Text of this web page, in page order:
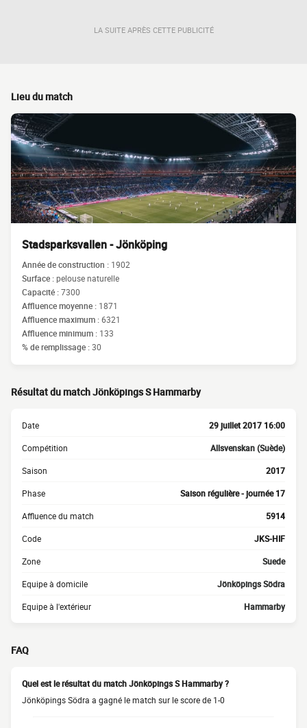
LA SUITE APRÈS CETTE PUBLICITÉ
Lieu du match
Stadsparksvallen - Jönköping
Année de construction : 1902
Surface :pelouse naturelle
Capacité :7300
Affluence moyenne : 1871
Affluence maximum :6321
Affluence minimum : 133
% de remplissage :30
Résultat du match Jönköpings S Hammarby
Date 29 juillet 2017 16:00
Compétition Allsvenskan (Suède)
Saison 2017
Phase Saison régulière - journée 17
Affluence du match 5914
Code JKS-HIF
Zone Suede
Equipe à domicile Jönköpings Södra
Equipe à l'extérieur Hammarby
FAQ
Quel est le résultat du match Jönköpings S Hammarby ?
Jönköpings Södra a gagné le match sur le score de 1-0